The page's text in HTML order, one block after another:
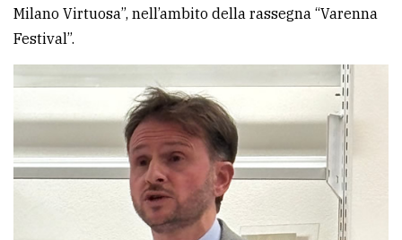
ALTRE
PRIVACY
Milano Virtuosa”, nell’ambito della rassegna “Varenna
Festival”.